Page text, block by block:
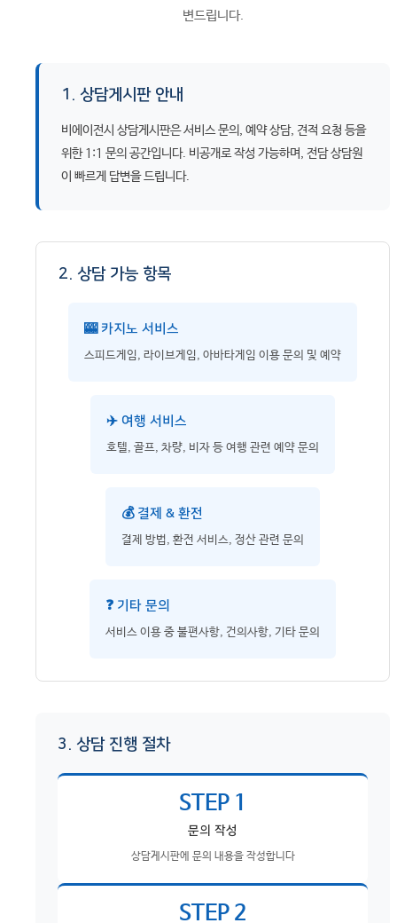
변드립니다.
1. 상담게시판 안내
비에이전시 상담게시판은 서비스 문의, 예약 상담, 견적 요청 등을
위한 1:1 문의 공간입니다. 비공개로 작성 가능하며, 전담 상담원
이 빠르게 답변을 드립니다.
2. 상담 가능 항목
🎰 카지노 서비스
스피드게임, 라이브게임, 아바타게임 이용 문의 및 예약
✈️ 여행 서비스
호텔, 골프, 차량, 비자 등 여행 관련 예약 문의
💰 결제 & 환전
결제 방법, 환전 서비스, 정산 관련 문의
❓ 기타 문의
서비스 이용 중 불편사항, 건의사항, 기타 문의
3. 상담 진행 절차
STEP 1
문의 작성
상담게시판에 문의 내용을 작성합니다
STEP 2